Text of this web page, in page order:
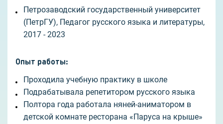
Петрозаводский государственный университет
(ПетрГУ), Педагог русского языка и литературы,
2017 - 2023
Опыт работы:
Проходила учебную практику в школе
Подрабатывала репетитором русского языка
Полтора года работала няней-аниматором в
детской комнате ресторана «Паруса на крыше»